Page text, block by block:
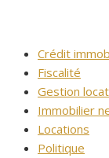
Crédit
Fiscalité
Gestion
Immobilier
Locations
Politique